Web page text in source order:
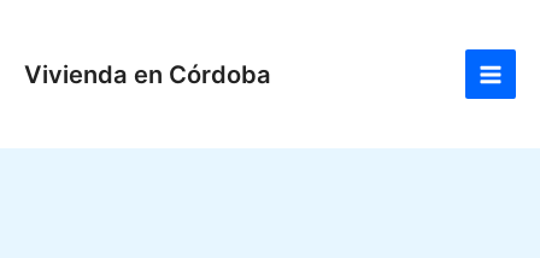
contenido
Vivienda en Córdoba